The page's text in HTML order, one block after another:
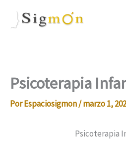
Psicoterapia
PorEspaciosigmon/marzo 1,
Psicoterapia